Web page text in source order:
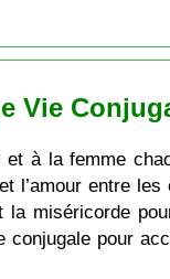
Vie
et à la femme
entre
miséricorde
pour